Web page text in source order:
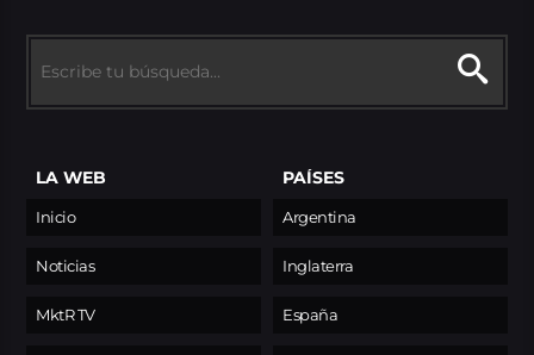
LA WEB
Inicio
Noticias
MktR TV
PAÍSES
Argentina
Inglaterra
España